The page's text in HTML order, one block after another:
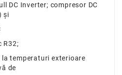
DC Inverter; compresor DC
și
R32;
temperaturi exterioare
de